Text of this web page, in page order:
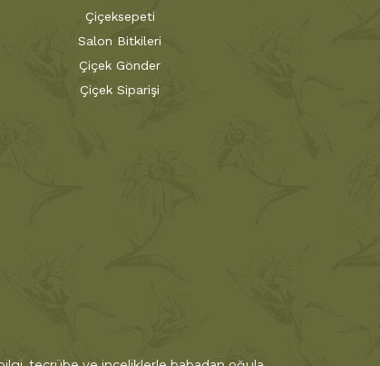
Çiçeksepeti
Salon Bitkileri
Çiçek Gönder
Çiçek Siparişi